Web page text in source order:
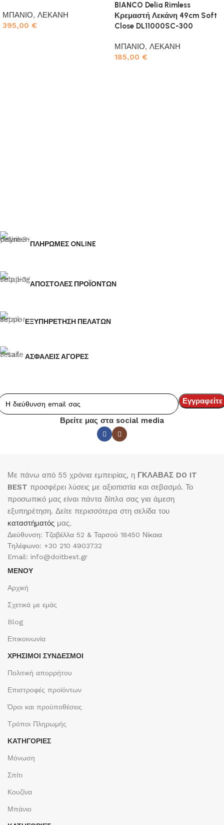
ΜΠΑΝΙΟ, ΛΕΚΑΝΗ
395,00 €
BIANCO Delia Rimless
Κρεμαστή Λεκάνη 49cm Soft
Close DL11000SC-300
ΜΠΑΝΙΟ, ΛΕΚΑΝΗ
185,00 €
ΠΛΗΡΩΜΕΣ ONLINE
ΑΠΟΣΤΟΛΕΣ ΠΡΟΪΟΝΤΩΝ
ΕΞΥΠΗΡΕΤΗΣΗ ΠΕΛΑΤΩΝ
ΑΣΦΑΛΕΙΣ ΑΓΟΡΕΣ
Βρείτε μας στα social media
Με πάνω από 55 χρόνια εμπειρίας, η ΓΚΛΑΒΑΣ DO IT
BEST προσφέρει λύσεις με αξιοπιστία και σεβασμό. Το
προσωπικό μας είναι πάντα δίπλα σας για άμεση
εξυπηρέτηση. Δείτε περισσότερα στη σελίδα του
καταστήματός μας.
Διεύθυνση: Τζαβέλλα 52 & Ταρσού 18450 Νίκαια
Τηλέφωνο: +30 210 4903732
Email: info@doitbest.gr
ΜΕΝΟΥ
Αρχική
Σχετικά με εμάς
Blog
Επικοινωνία
ΧΡΉΣΙΜΟΙ ΣΎΝΔΕΣΜΟΙ
Πολιτική απορρήτου
Επιστροφές προϊόντων
Όροι και προϋποθέσεις
Τρόποι Πληρωμής
ΚΑΤΗΓΟΡΙΕΣ
Μόνωση
Σπίτι
Κουζίνα
Μπάνιο